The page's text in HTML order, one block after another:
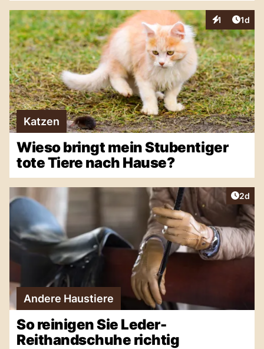
1
Interaktionen
1d
Katzen
Wieso bringt mein Stubentiger
tote Tiere nach Hause?
2d
Andere Haustiere
So reinigen Sie Leder-
Reithandschuhe richtig